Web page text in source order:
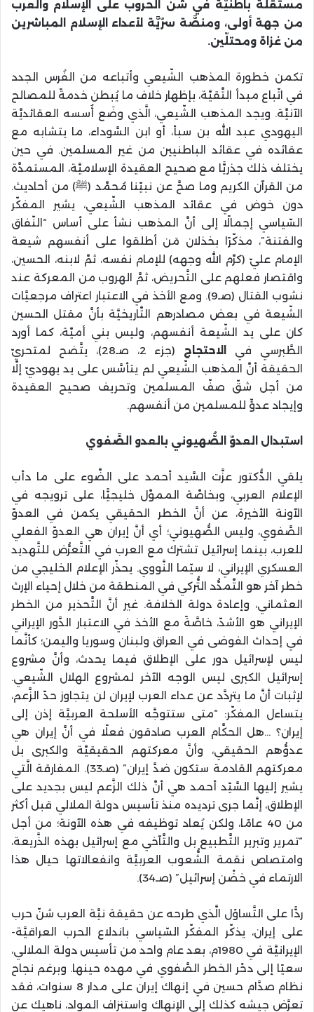
مستقلَّة باطنيَّة في شنّ الحروب على الإسلام والعرب
من جهة أولى، ومنصَّة سرّيَّة لأعداء الإسلام المباشرين
من غزاة ومحتلّين.
تكمن خطورة المذهب الشّيعي وأتباعه من الفُرس الجدد
في اتّباع مبدأ التَّقيَّة، بإظهار خلاف ما يُبطن خدمةً للمصالح
الآنيَّة. ويجد المذهب الشّيعي، الَّذي وضَع أُسسه العقائديَّة
اليهودي عبد الله بن سبأ، أو ابن السَّوداء، ما يتشابه مع
عقائده في عقائد الباطنيين من غير المسلمين. في حين
يختلف ذلك جذريًّا مع صحيح العقيدة الإسلاميَّة، المستمدَّة
من القرآن الكريم وما صحَّ عن نبيّنا مُحمَّد (ﷺ) من أحاديث.
دون خوض في عقائد المذهب الشّيعي، يشير المفكّر
السّياسي إجمالًا إلى أنَّ المذهب نشأ على أساس “النّفاق
والفتنة”، مذكّرًا بخذلان مَن أطلقوا على أنفسهم شيعة
الإمام عليّ (كرَّم الله وجهه) للإمام نفسه، ثمَّ لابنه، الحسين،
واقتصار فعلهم على التَّحريض، ثمَّ الهروب من المعركة عند
نشوب القتال (صـ9). ومع الأخذ في الاعتبار اعتراف مرجعيَّات
الشّيعة في بعض مصادرهم التَّاريخيَّة بأنَّ مقتل الحسين
كان على يد الشّيعة أنفسهم، وليس بني أميَّة، كما أورد
الطَّبرسي في
الاحتجاج
(جزء 2، صـ28)، يتَّضح لمتحريّ
الحقيقة أنَّ المذهب الشّيعي لم يتأسَّس على يد يهوديّ إلَّا
من أجل شقّ صفّ المسلمين وتحريف صحيح العقيدة
وإيجاد عدوٍّ للمسلمين من أنفسهم.
استبدال العدوّ الصُّهيوني بالعدو الصَّفوي
يلقي الدُّكتور عزَّت السَّيد أحمد على الضَّوء على ما دأب
الإعلام العربي، وبخاصَّة المموَّل خليجيًّا، على ترويجه في
الآونة الأخيرة، عن أنَّ الخطر الحقيقي يكمن في العدوّ
الصَّفوي، وليس الصُّهيوني؛ أي أنَّ إيران هي العدوّ الفعلي
للعرب، بينما إسرائيل تشترك مع العرب في التَّعرُّض للتَّهديد
العسكري الإيراني، لا سيّما النَّووي. يحذّر الإعلام الخليجي من
خطر آخر هو التَّمدُّد التُّركي في المنطقة من خلال إحياء الإرث
العثماني، وإعادة دولة الخلافة. غير أنَّ التَّحذير من الخطر
الإيراني هو الأشدّ، خاصَّةً مع الأخذ في الاعتبار الدَّور الإيراني
في إحداث الفوضى في العراق ولبنان وسوريا واليمن؛ كأنَّما
ليس لإسرائيل دور على الإطلاق فيما يحدث، وأنَّ مشروع
إسرائيل الكبرى ليس الوجه الآخر لمشروع الهلال الشّيعي.
لإثبات أنَّ ما يتردَّد عن عداء العرب لإيران لن يتجاوز حدّ الزَّعم،
يتساءل المفكّر: “متى ستتوجَّه الأسلحة العربيَّة إذن إلى
إيران؟ …هل الحكَّام العرب صادقون فعلًا في أنَّ إيران هي
عدوُّهم الحقيقي، وأنَّ معركتهم الحقيقيَّة والكبرى بل
معركتهم القادمة ستكون ضدَّ إيران” (صـ33). المفارقة الَّتي
يشير إليها السَّيّد أحمد هي أنَّ ذلك الزَّعم ليس بجديد على
الإطلاق، إنَّما جرى ترديده منذ تأسيس دولة الملالي قبل أكثر
من 40 عامًا، ولكن يُعاد توظيفه في هذه الآونة؛ من أجل
“تمرير وتبرير التَّطبيع بل والتَّآخي مع إسرائيل بهذه الذَّريعة،
وامتصاص نقمة الشُّعوب العربيَّة وانفعالاتها حيال هذا
الارتماء في خضْن إسرائيل” (صـ34).
ردًّا على التَّساؤل الَّذي طرحه عن حقيقة نيَّة العرب شنّ حرب
على إيران، يذكّر المفكّر السّياسي باندلاع الحرب العراقيَّة-
الإيرانيَّة في 1980م، بعد عام واحد من تأسيس دولة الملالي،
سعيًا إلى دحْر الخطر الصَّفوي في مهده حينها. وبرغم نجاح
نظام صدَّام حسين في إنهاك إيران على مدار 8 سنوات، فقد
تعرَّض جيشه كذلك إلى الإنهاك واستنزاف المواد، ناهيك عن